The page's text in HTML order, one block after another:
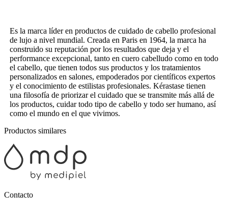
Es la marca líder en productos de cuidado de cabello profesional
de lujo a nivel mundial. Creada en Paris en 1964, la marca ha
construido su reputación por los resultados que deja y el
performance excepcional, tanto en cuero cabelludo como en todo
el cabello, que tienen todos sus productos y los tratamientos
personalizados en salones, empoderados por científicos expertos
y el conocimiento de estilistas profesionales. Kérastase tienen
una filosofía de priorizar el cuidado que se transmite más allá de
los productos, cuidar todo tipo de cabello y todo ser humano, así
como el mundo en el que vivimos.
Productos similares
Contacto